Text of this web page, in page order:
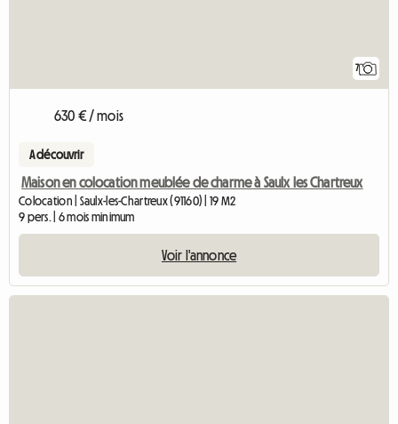
7
630 € / mois
A découvrir
Maison en colocation meublée de charme à Saulx les Chartreux
Colocation | Saulx-les-Chartreux (91160) | 19 M2
9 pers. | 6 mois minimum
Voir l'annonce